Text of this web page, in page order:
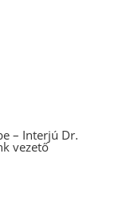
– Interjú Dr.
vezető